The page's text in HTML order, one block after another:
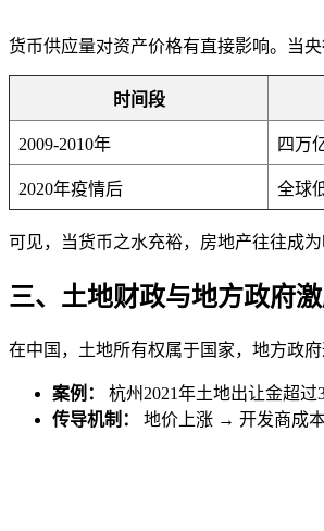
货币供应量对资产价格有直接影响。当
时间段
2009-2010年 四万
2020年疫情后 全球
可见，当货币之水充裕，房地产往往成
三、土地财政与地方政府
在中国，土地所有权属于国家，地方政
案例：
杭州2021年土地出让金超
传导机制：
地价上涨 → 开发商成